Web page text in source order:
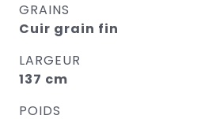
GRAINS
Cuir grain fin
LARGEUR
137 cm
POIDS